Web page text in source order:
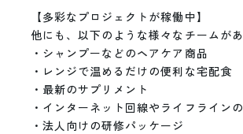
【多彩なプロジェクトが稼働中】
他にも、以下のような様々なチームがあ
・シャンプーなどのヘアケア商品
・レンジで温めるだけの便利な宅配食
・最新のサプリメント
・インターネット回線やライフライン
・法人向けの研修パッケージ